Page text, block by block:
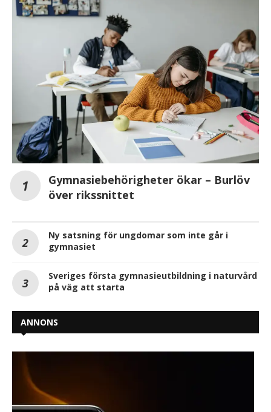
Gymnasiebehörigheter ökar – Burlöv
över rikssnittet
Ny satsning för ungdomar som inte går i
gymnasiet
Sveriges första gymnasieutbildning i naturvård
på väg att starta
ANNONS